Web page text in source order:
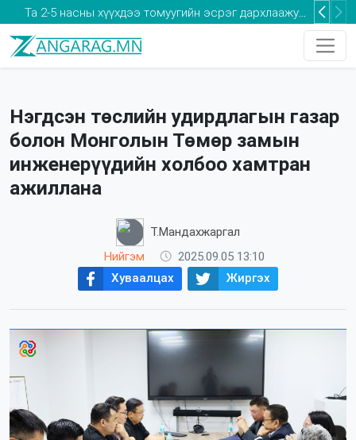
Та 2-5 насны хүүхдээ томуугийн эсрэг дархлаажуулалтад хамруулаарай
Нэгдсэн төслийн удирдлагын газар
болон Монголын Төмөр замын
инженерүүдийн холбоо хамтран
ажиллана
Т.Мандахжаргал
Нийгэм
2025.09.05 13:10
Хуваалцах
Жиргэх